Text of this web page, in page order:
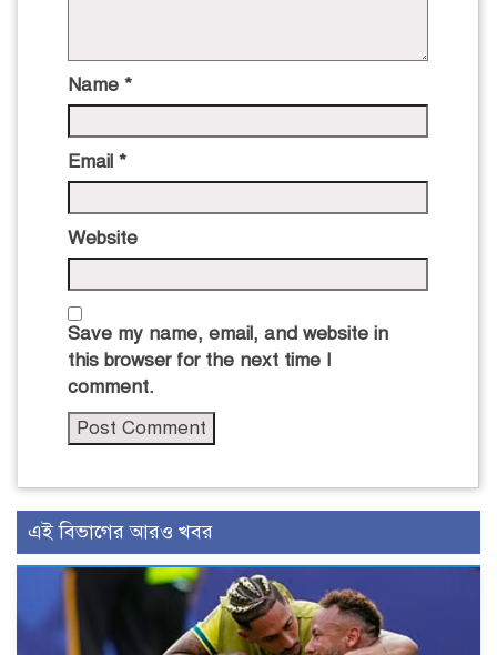
Name *
Email *
Website
Save my name, email, and website in
this browser for the next time I
comment.
এই বিভাগের আরও খবর